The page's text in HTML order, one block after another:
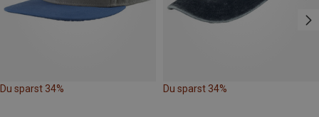
Du sparst 34% Du sparst 34%